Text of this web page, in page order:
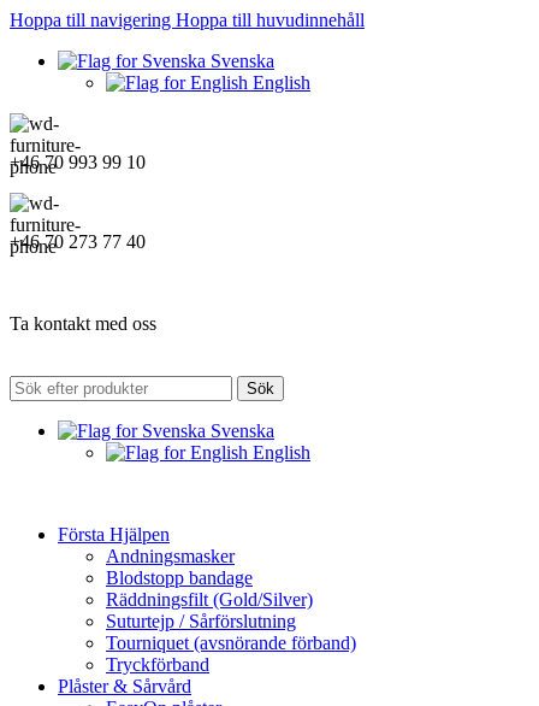
Hoppa till navigering Hoppa till huvudinnehåll
Svenska
English
+46 70 993 99 10
+46 70 273 77 40
Ta kontakt med oss
Sök
Svenska
English
Första Hjälpen
Andningsmasker
Blodstopp bandage
Räddningsfilt (Gold/Silver)
Suturtejp / Sårförslutning
Tourniquet (avsnörande förband)
Tryckförband
Plåster & Sårvård